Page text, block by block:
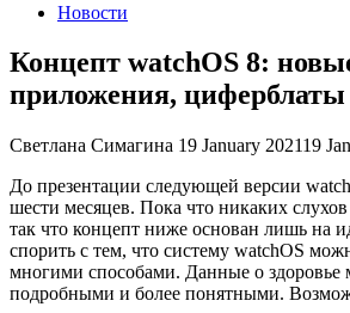
Новости
Концепт watchOS 8:
приложения,
Светлана Симагина 19 January 202119
До презентации следующей версии
шести месяцев. Пока что никаких
так что концепт ниже основан лишь на
спорить с тем, что систему watchOS
многими способами. Данные о здоровье
подробными и более понятными.